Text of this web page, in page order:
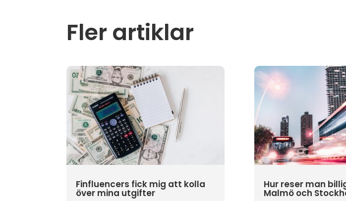
Fler artiklar
Finfluencers fick mig att kolla
över mina utgifter
Hur reser man
Malmö och